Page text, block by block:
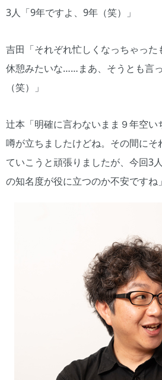
3人「9年ですよ、9年（笑）」
吉田「それぞれ忙しくなっちゃった
休憩みたいな……まあ、そうとも言
（笑）」
辻本「明確に言わないまま９年空い
噂が立ちましたけどね。その間に
ていこうと頑張りましたが、今回3
の知名度が役に立つのか不安ですね」